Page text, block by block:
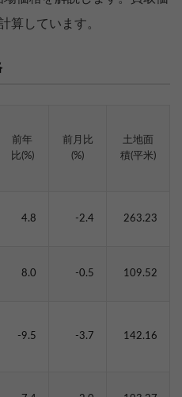
算しています。
前年
比(%)
前月比
(%)
土地面
積(平米)
4.8 -2.4 263.23
8.0 -0.5 109.52
-9.5 -3.7 142.16